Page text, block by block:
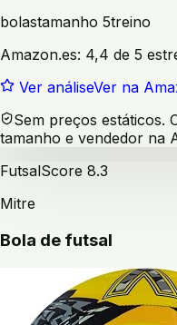
bolastamanho 5treino
Amazon.es: 4,4 de 5
Ver análiseVer na
Sem preços estáticos.
tamanho e vendedor na
FutsalScore 8.3
Mitre
Bola de futsal